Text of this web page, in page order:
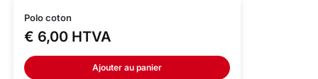
Polo coton
€ 6,00 HTVA
Ajouter au panier